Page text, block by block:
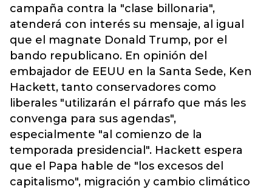
campaña contra la "clase billonaria",
atenderá con interés su mensaje, al igual
que el magnate Donald Trump, por el
bando republicano. En opinión del
embajador de EEUU en la Santa Sede, Ken
Hackett, tanto conservadores como
liberales "utilizarán el párrafo que más les
convenga para sus agendas",
especialmente "al comienzo de la
temporada presidencial". Hackett espera
que el Papa hable de "los excesos del
capitalismo", migración y cambio climático